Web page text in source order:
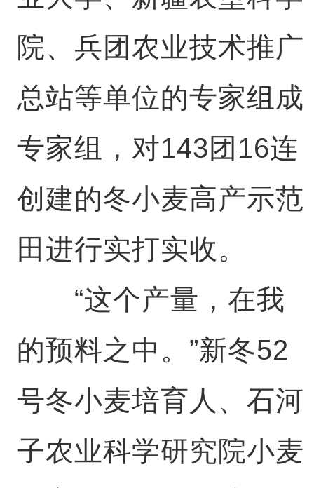
院、兵团农业技术推广
总站等单位的专家组成
专家组，对143团16连
创建的冬小麦高产示范
田进行实打实收。
“这个产量，在我
的预料之中。”新冬52
号冬小麦培育人、石河
子农业科学研究院小麦